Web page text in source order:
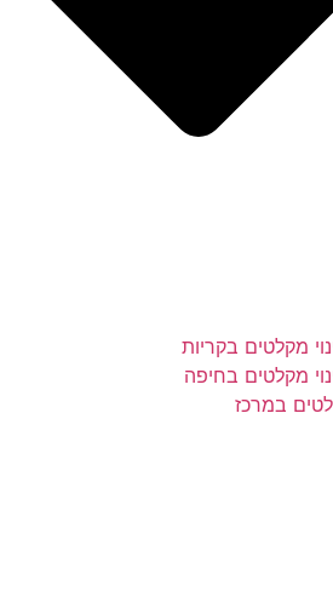
מקלטים בקריות
מקלטים בחיפה
במרכז